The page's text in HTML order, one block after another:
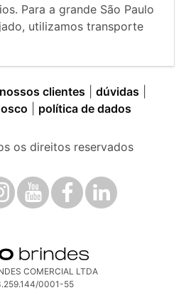
Para a grande São Paulo
utilizamos transporte
nossos clientes dúvidas
política de dados
os direitos reservados
COMERCIAL LTDA
0001-55